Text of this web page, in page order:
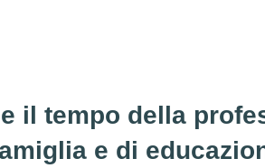
il tempo della
e di